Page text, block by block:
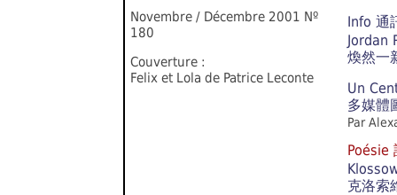
Novembre / Décembre 2001 Nº
180
Couverture :
Felix et Lola de Patrice Leconte
Info 通
Jordan
煥然一
Un
多媒體
Par
Poésie
克洛索